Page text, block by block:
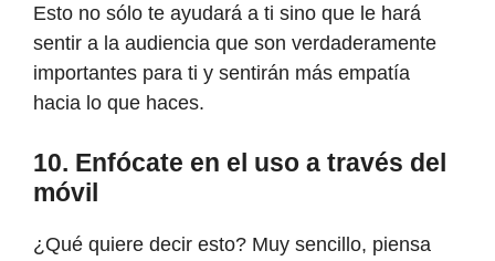
Esto no sólo te ayudará a ti sino que le hará
sentir a la audiencia que son verdaderamente
importantes para ti y sentirán más empatía
hacia lo que haces.
10. Enfócate en el uso a través del
móvil
¿Qué quiere decir esto? Muy sencillo, piensa